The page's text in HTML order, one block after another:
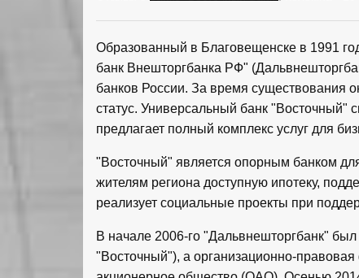
Образованный в Благовещенске в 1991
банк Внешторгбанка РФ"
банков России. За время существования
статус. Универсальный банк "Восточный"
предлагает полный комплекс услуг для
"Восточный" является опорным банком
жителям региона доступную ипотеку,
реализует социальные проекты при
В начале 2006-го "Дальвнешторгбанк"
"Восточный"), а организационно-